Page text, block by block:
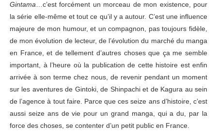
Gintama …c’est forcément un morceau de mon existence, pour
la série elle-même et tout ce qu’il y a autour. C’est une influence
majeure de mon humour, et un compagnon, pas toujours fidèle,
de mon évolution de lecteur, de l’évolution du marché du manga
en France, et de tellement d’autres choses que ça me semble
important, à l’heure où la publication de cette histoire est enfin
arrivée à son terme chez nous, de revenir pendant un moment
sur les aventures de Gintoki, de Shinpachi et de Kagura au sein
de l’agence à tout faire. Parce que ces seize ans d’histoire, c’est
aussi seize ans de vie pour un grand manga, qui a du, par la
force des choses, se contenter d’un petit public en France.